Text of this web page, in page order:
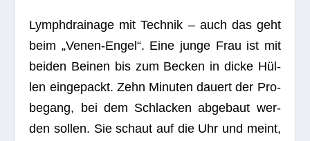
Lymph­drai­nage mit Tech­nik – auch das geht
beim „Venen-Engel“. Eine junge Frau ist mit
bei­den Bei­nen bis zum Becken in dicke Hül­
len ein­ge­packt. Zehn Minu­ten dau­ert der Pro­
be­gang, bei dem Schla­cken abge­baut wer­
den sol­len. Sie schaut auf die Uhr und meint,